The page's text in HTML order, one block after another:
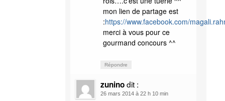
mon lien de partage est
:https://www.facebook.com/
merci à vous pour ce
gourmand concours ^^
Répondre
zuninodit :
26 mars 2014 à 22 h 10 min